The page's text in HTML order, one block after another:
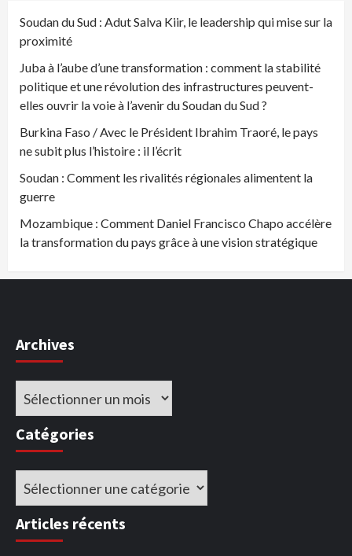
Soudan du Sud : Adut Salva Kiir, le leadership qui mise sur la
proximité
Juba à l’aube d’une transformation : comment la stabilité
politique et une révolution des infrastructures peuvent-
elles ouvrir la voie à l’avenir du Soudan du Sud ?
Burkina Faso / Avec le Président Ibrahim Traoré, le pays
ne subit plus l’histoire : il l’écrit
Soudan : Comment les rivalités régionales alimentent la
guerre
Mozambique : Comment Daniel Francisco Chapo accélère
la transformation du pays grâce à une vision stratégique
Archives
Archives
Catégories
Catégories
Articles récents